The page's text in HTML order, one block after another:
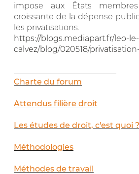
impose aux États
croissante de la dépense
les privatisations.
https://blogs.mediapart.fr/leo-le-
calvez/blog/020518/
Charte du forum
Attendus filière droit
Les études de droit, c'est quoi ?
Méthodologies
Méthodes de travail